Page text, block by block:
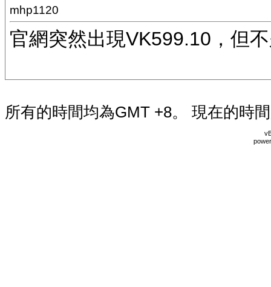
mhp1120
官網突然出現VK599.10，但
所有的時間均為GMT +8。 現在的時